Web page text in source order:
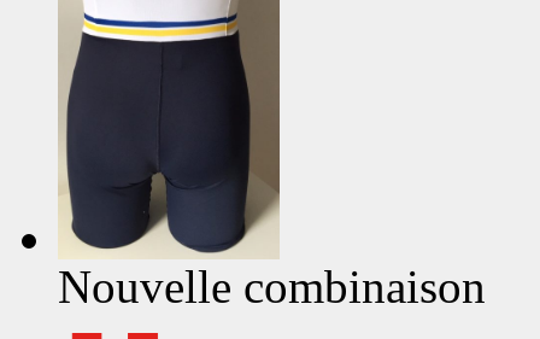
Nouvelle combinaison